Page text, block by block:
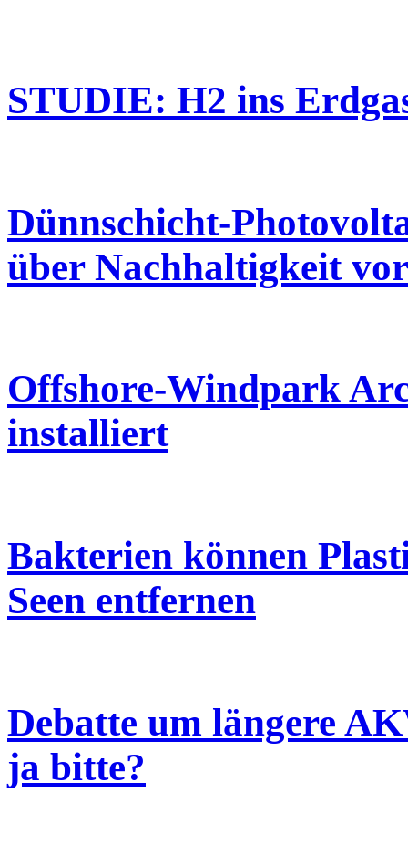
STUDIE: H2 ins
Dünnschicht-
über Nachhaltigkeit vor
Offshore-Windpark
installiert
Bakterien können
Seen entfernen
Debatte um längere
ja bitte?